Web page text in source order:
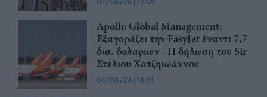
Apollo Global Management:
Εξαγοράζει την EasyJet έναντι 7,7
δισ. δολαρίων - Η δήλωση του Sir
Στέλιου Χατζηιωάννου
06/08/26 | 18:31